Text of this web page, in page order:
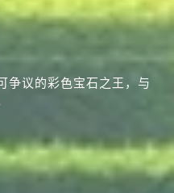
争议的彩色宝石之王，与